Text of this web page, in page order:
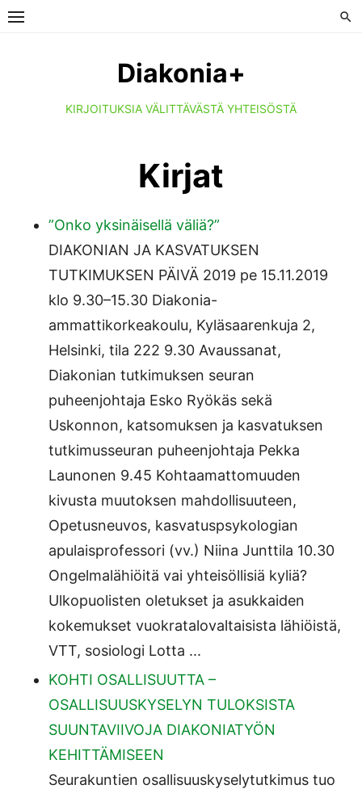
Skip
Diakonia+
KIRJOITUKSIA VÄLITTÄVÄSTÄ YHTEISÖSTÄ
Kirjat
”Onko yksinäisellä väliä?”
DIAKONIAN JA KASVATUKSEN
TUTKIMUKSEN PÄIVÄ 2019 pe 15.11.2019
klo 9.30–15.30 Diakonia-
ammattikorkeakoulu, Kyläsaarenkuja 2,
Helsinki, tila 222 9.30 Avaussanat,
Diakonian tutkimuksen seuran
puheenjohtaja Esko Ryökäs sekä
Uskonnon, katsomuksen ja kasvatuksen
tutkimusseuran puheenjohtaja Pekka
Launonen 9.45 Kohtaamattomuuden
kivusta muutoksen mahdollisuuteen,
Opetusneuvos, kasvatuspsykologian
apulaisprofessori (vv.) Niina Junttila 10.30
Ongelmalähiöitä vai yhteisöllisiä kyliä?
Ulkopuolisten oletukset ja asukkaiden
kokemukset vuokratalovaltaisista lähiöistä,
VTT, sosiologi Lotta ...
KOHTI OSALLISUUTTA –
OSALLISUUSKYSELYN TULOKSISTA
SUUNTAVIIVOJA DIAKONIATYÖN
KEHITTÄMISEEN
Seurakuntien osallisuuskyselytutkimus tuo